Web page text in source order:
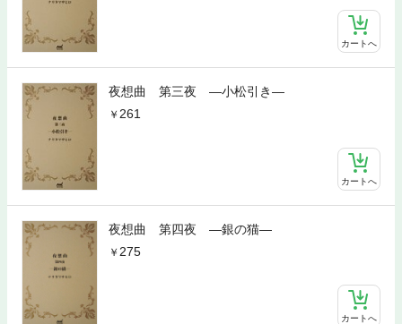
カートへ
夜想曲 第三夜 ―小松引き―
261
カートへ
夜想曲 第四夜 ―銀の猫―
275
カートへ